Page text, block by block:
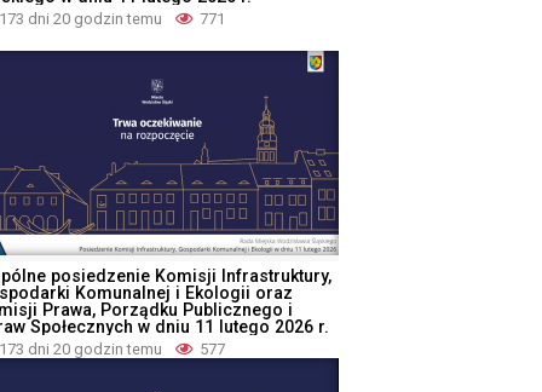
173 dni 20 godzin temu 771
posiedzenie Komisji Infrastruktury,
Komunalnej i Ekologii oraz
Prawa, Porządku Publicznego i
Społecznych w dniu 11 lutego 2026 r.
173 dni 20 godzin temu 577